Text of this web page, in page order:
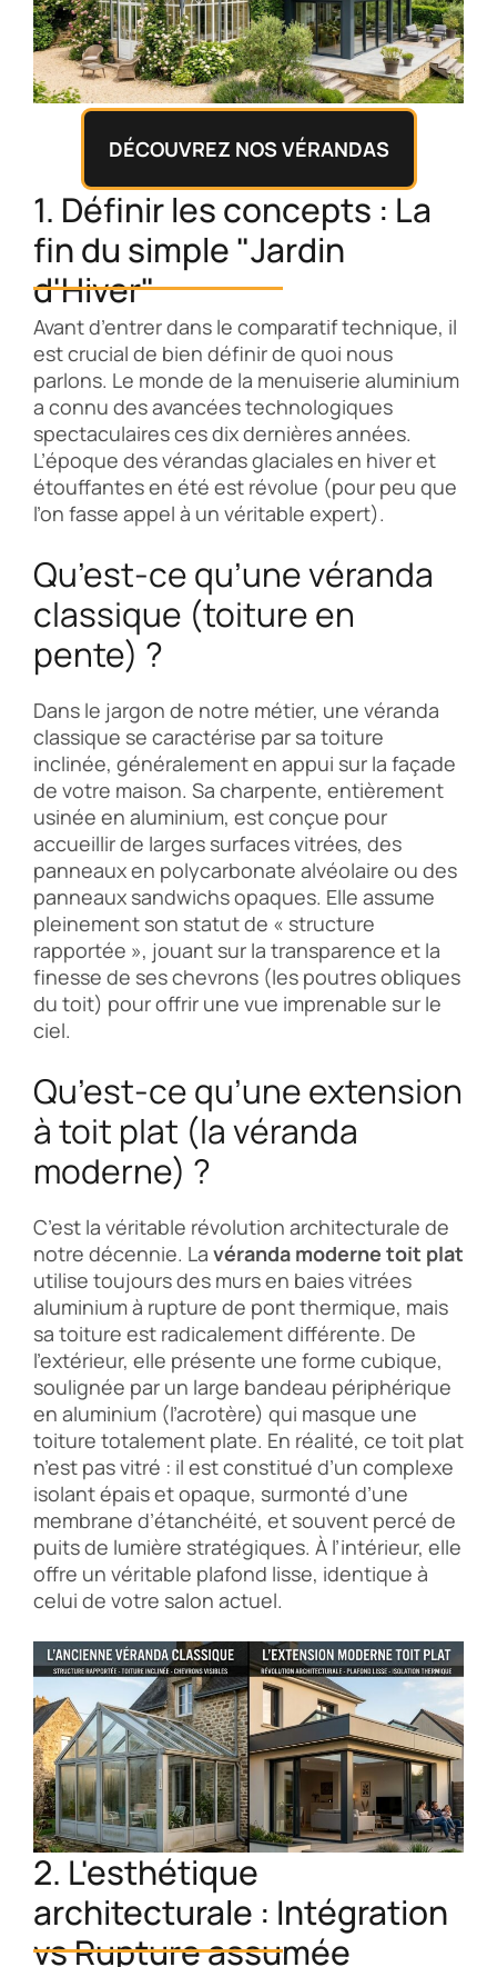
DÉCOUVREZ NOS VÉRANDAS
1. Définir les concepts : La
fin du simple "Jardin
d'Hiver"
Avant d’entrer dans le comparatif technique, il
est crucial de bien définir de quoi nous
parlons. Le monde de la menuiserie aluminium
a connu des avancées technologiques
spectaculaires ces dix dernières années.
L’époque des vérandas glaciales en hiver et
étouffantes en été est révolue (pour peu que
l’on fasse appel à un véritable expert).
Qu’est-ce qu’une véranda
classique (toiture en
pente) ?
Dans le jargon de notre métier, une véranda
classique se caractérise par sa toiture
inclinée, généralement en appui sur la façade
de votre maison. Sa charpente, entièrement
usinée en aluminium, est conçue pour
accueillir de larges surfaces vitrées, des
panneaux en polycarbonate alvéolaire ou des
panneaux sandwichs opaques. Elle assume
pleinement son statut de « structure
rapportée », jouant sur la transparence et la
finesse de ses chevrons (les poutres obliques
du toit) pour offrir une vue imprenable sur le
ciel.
Qu’est-ce qu’une extension
à toit plat (la véranda
moderne) ?
C’est la véritable révolution architecturale de
notre décennie. La véranda moderne toit plat
utilise toujours des murs en baies vitrées
aluminium à rupture de pont thermique, mais
sa toiture est radicalement différente. De
l’extérieur, elle présente une forme cubique,
soulignée par un large bandeau périphérique
en aluminium (l’acrotère) qui masque une
toiture totalement plate. En réalité, ce toit plat
n’est pas vitré : il est constitué d’un complexe
isolant épais et opaque, surmonté d’une
membrane d’étanchéité, et souvent percé de
puits de lumière stratégiques. À l’intérieur, elle
offre un véritable plafond lisse, identique à
celui de votre salon actuel.
2. L'esthétique
architecturale : Intégration
vs Rupture assumée